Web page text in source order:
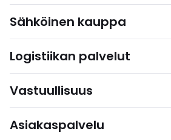
Sähköinen kauppa
Logistiikan palvelut
Vastuullisuus
Asiakaspalvelu